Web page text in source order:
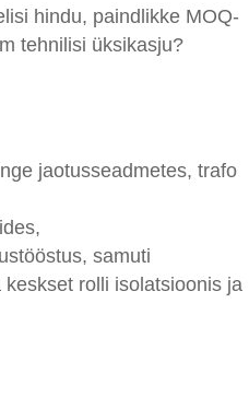
hindu, paindlikke MOQ-
tehnilisi üksikasju?
jaotusseadmetes, trafo
samuti
rolli isolatsioonis ja